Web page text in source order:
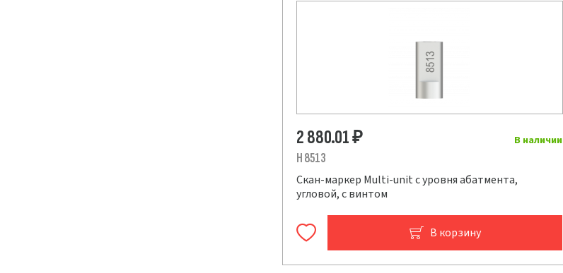
В наличии
2 880.01₽
H 8513
Скан-маркер Multi-unit с уровня абатмента,
угловой, с винтом
В корзину